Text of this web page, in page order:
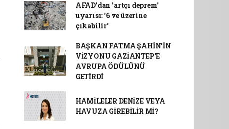
AFAD’dan 'artçı deprem'
uyarısı: '6 ve üzerine
çıkabilir'
BAŞKAN FATMA ŞAHİN’İN
VİZYONU GAZİANTEP’E
AVRUPA ÖDÜLÜNÜ
GETİRDİ
HAMİLELER DENİZE VEYA
HAVUZA GİREBİLİR Mİ?